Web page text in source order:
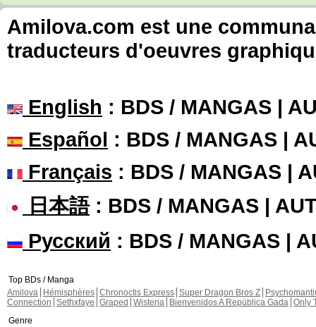
Amilova.com est une
traducteurs d'oeuvres
English : BDS / MANGAS |
Español : BDS / MANGAS |
Français : BDS / MANGAS |
日本語: BDS / MANGAS |
Русский : BDS / MANGAS |
Top BDs / Manga
Amilova
Hémisphères Chronoctis Express Super Dragon Bros Z
Connection Sethxfaye Graped Wisteria Bienvenidos A República Gada Only
Genre